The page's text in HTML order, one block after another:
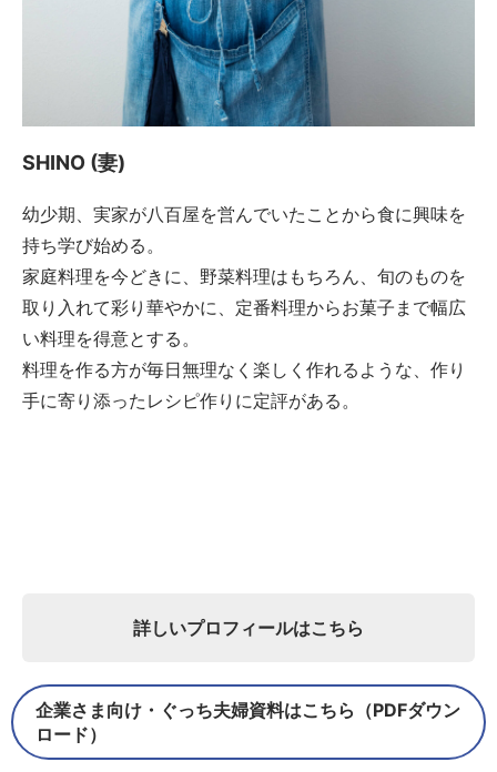
SHINO (妻)
幼少期、実家が八百屋を営んでいたことから食に興味を
持ち学び始める。
家庭料理を今どきに、野菜料理はもちろん、旬のものを
取り入れて彩り華やかに、定番料理からお菓子まで幅広
い料理を得意とする。
料理を作る方が毎日無理なく楽しく作れるような、作り
手に寄り添ったレシピ作りに定評がある。
詳しいプロフィールはこちら
企業さま向け・ぐっち夫婦資料はこちら（PDFダウン
ロード）